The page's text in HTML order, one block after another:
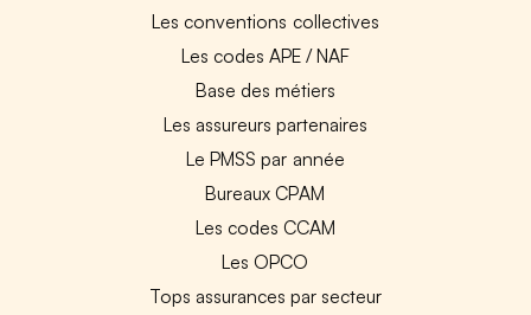
Les conventions collectives
Les codes APE / NAF
Base des métiers
Les assureurs partenaires
Le PMSS par année
Bureaux CPAM
Les codes CCAM
Les OPCO
Tops assurances par secteur